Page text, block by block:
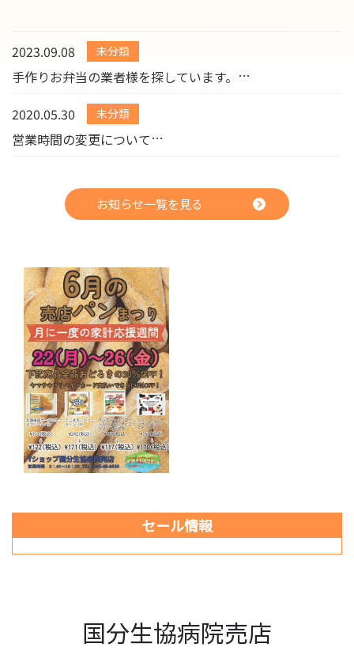
2023.09.08 未分類
手作りお弁当の業者様を探しています。
2020.05.30
未分類
営業時間の変更について
お知らせ一覧を見る
セール情報
国分生協病院売店